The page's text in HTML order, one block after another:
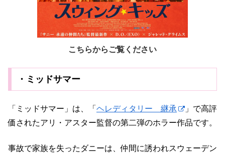
こちらからご覧ください
・ミッドサマー
「ミッドサマー」は、「 ヘレディタリー 継承
」で高評
価されたアリ・アスター監督の第二弾のホラー作品です。
事故で家族を失ったダニーは、仲間に誘われスウェーデン